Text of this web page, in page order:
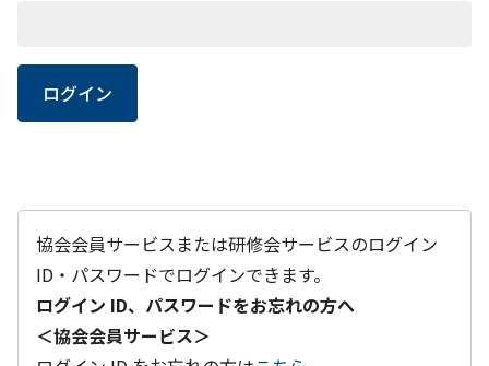
ログイン
協会会員サービスまたは研修会サービスのログイン
ID・パスワードでログインできます。
ログイン ID、パスワードをお忘れの方へ
＜協会会員サービス＞